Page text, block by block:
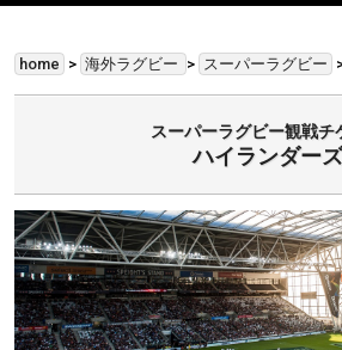
お申し込みの流れ お客様の声
home > 海外ラグビー > スーパーラグビー
スーパーラグビー観戦チ
ハイランダーズ